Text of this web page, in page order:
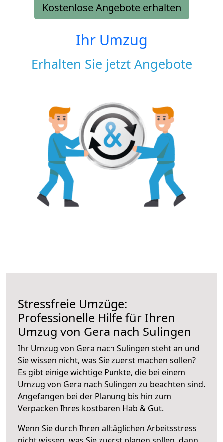
Kostenlose Angebote erhalten
Ihr Umzug
Erhalten Sie jetzt Angebote
Stressfreie Umzüge:
Professionelle Hilfe für Ihren
Umzug von Gera nach Sulingen
Ihr Umzug von Gera nach Sulingen steht an und
Sie wissen nicht, was Sie zuerst machen sollen?
Es gibt einige wichtige Punkte, die bei einem
Umzug von Gera nach Sulingen zu beachten sind.
Angefangen bei der Planung bis hin zum
Verpacken Ihres kostbaren Hab & Gut.
Wenn Sie durch Ihren alltäglichen Arbeitsstress